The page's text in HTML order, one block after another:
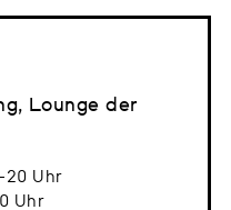
Lounge der
Uhr
Uhr